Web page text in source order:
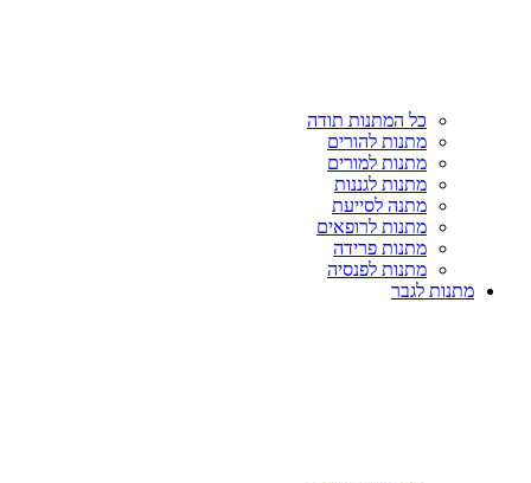
כל המתנות תודה
מתנות להורים
מתנות למורים
מתנות לגננות
מתנה לסייעת
מתנות לרופאים
מתנות פרידה
מתנות לפנסיה
מתנות לגבר